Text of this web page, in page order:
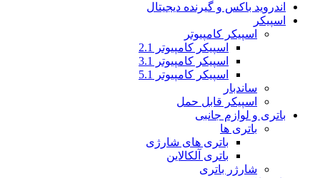
اندروید باکس و گیرنده دیجیتال
اسپیکر
اسپیکر کامپیوتر
اسپیکر کامپیوتر 2.1
اسپیکر کامپیوتر 3.1
اسپیکر کامپیوتر 5.1
ساندبار
اسپیکر قابل حمل
باتری و لوازم جانبی
باتری ها
باتری های شارژی
باتری آلکالاین
شارژر باتری